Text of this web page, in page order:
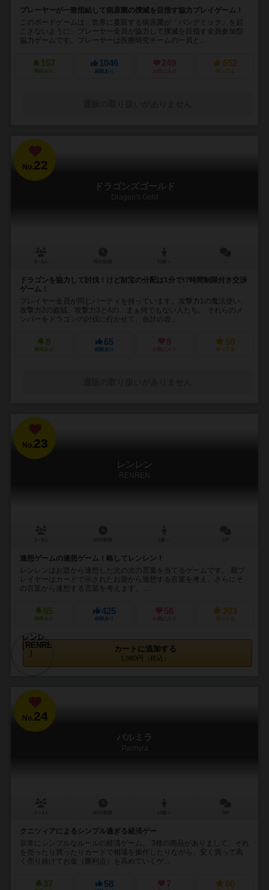
プレーヤーが一致団結して病原菌の撲滅を目指す協力プレイゲーム！
このボードゲームは、世界に蔓延する病原菌が「パンデミック」を起
こさないように、プレーヤー全員が協力して撲滅を目指す全員参加型
協力ゲームです。プレーヤーは医療研究チームの一員と...
157
興味あり
1046
経験あり
249
お気に入り
652
持ってる
No.22
ドラゴンズゴールド
Dragon's Gold
ドラゴンを協力して討伐！けど財宝の分配は1分で!?時間制限付き交渉
ゲーム！
プレイヤー全員が同じパーティを持っています。攻撃力1の魔法使い、
攻撃力2の盗賊、攻撃力3と4の…まぁ何でもない人たち。 それらのメ
ンバーをドラゴンの討伐に行かせて、合計の攻...
8
興味あり
65
経験あり
8
お気に入り
50
持ってる
No.23
レンレン
RENREN
連想ゲームの連想ゲーム！略してレンレン！
レンレンはお題から連想した次の次の言葉を当てるゲームです。 親プ
レイヤーはカードで示されたお題から連想する言葉を考え、さらにそ
の言葉から連想する言葉を考えます。 ...
65
興味あり
425
経験あり
56
お気に入り
203
持ってる
カートに追加する
1,980円（税込）
No.24
パルミラ
Palmyra
クニツィアによるシンプル過ぎる経済ゲー
非常にシンプルなルールの経済ゲーム。 3種の商品がありまして、それ
を売ったり買ったりカードで相場を操作したりながら、安く買って高
く売り抜けてお金（勝利点）を高めていくゲ...
37 58 7 60